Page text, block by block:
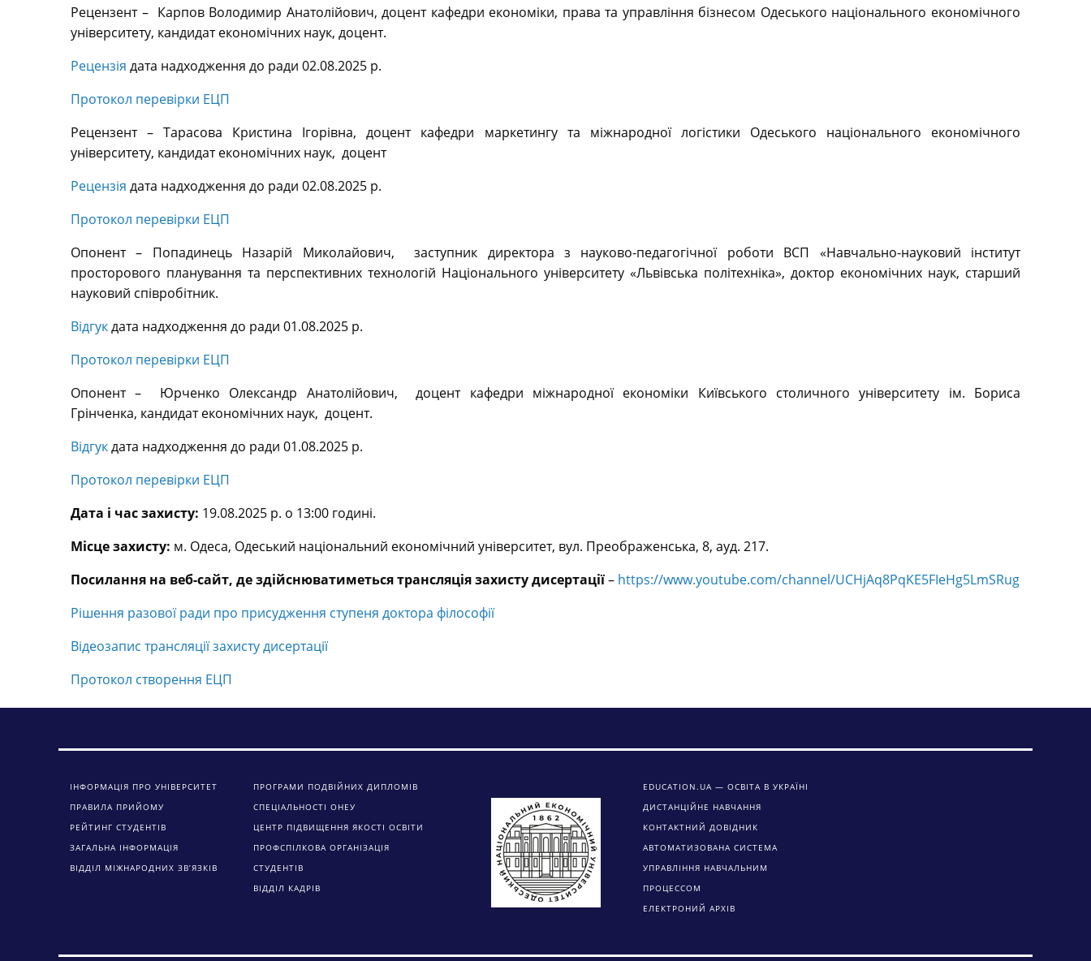
Рецензент – Карпов Володимир Анатолійович, доцент кафедри економіки, права та управління бізнесом Одеського національного економічного
університету, кандидат економічних наук, доцент.
Рецензія дата надходження до ради 02.08.2025 р.
Протокол перевірки ЕЦП
Рецензент – Тарасова Кристина Ігорівна, доцент кафедри маркетингу та міжнародної логістики Одеського національного економічного
університету, кандидат економічних наук, доцент
Рецензія дата надходження до ради 02.08.2025 р.
Протокол перевірки ЕЦП
Опонент – Попадинець Назарій Миколайович, заступник директора з науково-педагогічної роботи ВСП «Навчально-науковий інститут
просторового планування та перспективних технологій Національного університету «Львівська політехніка», доктор економічних наук, старший
науковий співробітник.
Відгукдата надходження до ради 01.08.2025 р.
Протокол перевірки ЕЦП
Опонент – Юрченко Олександр Анатолійович, доцент кафедри міжнародної економіки Київського столичного університету ім. Бориса
Грінченка, кандидат економічних наук, доцент.
Відгукдата надходження до ради 01.08.2025 р.
Протокол перевірки ЕЦП
Дата і час захисту: 19.08.2025 р. о 13:00 годині.
Місце захисту: м. Одеса, Одеський національний економічний університет, вул. Преображенська, 8, ауд. 217.
Посилання на веб-сайт, де здійснюватиметься трансляція захисту дисертації– https://www.youtube.com/channel/UCHjAq8PqKE5FIeHg5LmSRug
Рішення разової ради про присудження ступеня доктора філософії
Відеозапис трансляції захисту дисертації
Протокол створення ЕЦП
ІНФОРМАЦІЯ ПРО УНІВЕРСИТЕТ
ПРАВИЛА ПРИЙОМУ
РЕЙТИНГ СТУДЕНТІВ
ЗАГАЛЬНА ІНФОРМАЦІЯ
ВІДДІЛ МІЖНАРОДНИХ ЗВ’ЯЗКІВ
ПРОГРАМИ ПОДВІЙНИХ ДИПЛОМІВ
СПЕЦІАЛЬНОСТІ ОНЕУ
ЦЕНТР ПІДВИЩЕННЯ ЯКОСТІ ОСВІТИ
ПРОФСПІЛКОВА ОРГАНІЗАЦІЯ
СТУДЕНТІВ
ВІДДІЛ КАДРІВ
EDUCATION.UA — ОСВІТА В УКРАЇНІ
ДИСТАНЦІЙНЕ НАВЧАННЯ
КОНТАКТНИЙ ДОВІДНИК
АВТОМАТИЗОВАНА СИСТЕМА
УПРАВЛІННЯ НАВЧАЛЬНИМ
ПРОЦЕССОМ
ЕЛЕКТРОНИЙ АРХІВ